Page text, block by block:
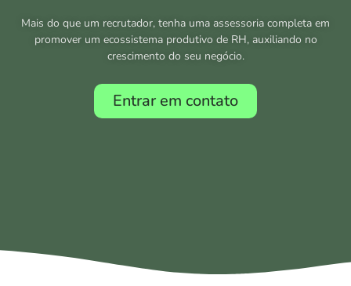
Mais do que um recrutador, tenha uma assessoria completa em
promover um ecossistema produtivo de RH, auxiliando no
crescimento do seu negócio.
Entrar em contato